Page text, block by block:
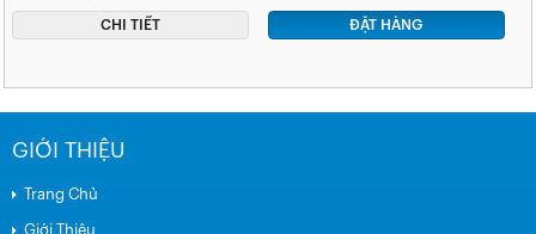
CHI TIẾT ĐẶT HÀNG
GIỚI THIỆU
Trang Chủ
Giới Thiệu